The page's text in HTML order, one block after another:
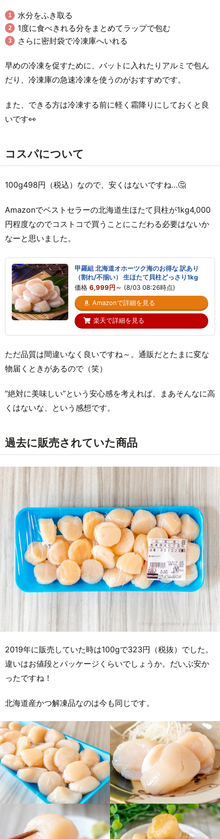
水分をふき取る
1度に食べきれる分をまとめてラップで包む
さらに密封袋で冷凍庫へいれる
早めの冷凍を促すために、バットに入れたりアルミで包ん
だり、冷凍庫の急速冷凍を使うのがおすすめです。
また、できる方は冷凍する前に軽く霜降りにしておくと良
いです👀
コスパについて
100g498円（税込）なので、安くはないですね…🤔
Amazonでベストセラーの北海道生ほたて貝柱が1kg4,000
円程度なのでコストコで買うことにこだわる必要はないか
なーと思いました。
甲羅組 北海道オホーツク海のお得な 訳あり
（割れ/不揃い） 生ほたて貝柱どっさり1kg
価格 6,999円～ (8/03 08:26時点)
Amazonで詳細を見る
楽天で詳細を見る
ただ品質は間違いなく良いですね～。通販だとたまに変な
物届くときがあるので（笑）
”絶対に美味しい”という安心感を考えれば、まあそんなに高
くはないな、という感想です。
過去に販売されていた商品
2019年に販売していた時は100gで323円（税抜）でした。
違いはお値段とパッケージくらいでしょうか。だいぶ安か
ったですね！
北海道産かつ解凍品なのは今も同じです。